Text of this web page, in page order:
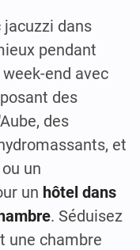
dans
pendant
end avec
des
des
et
un
un hôtel dans
. Séduisez
une chambre